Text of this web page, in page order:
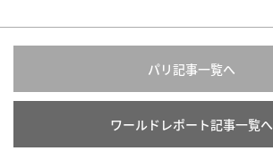
パリ記事一覧へ
ワールドレポート記事一覧へ